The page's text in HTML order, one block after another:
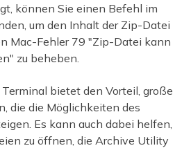
können Sie einen Befehl im
um den Inhalt der Zip-Datei
Mac-Fehler 79 "Zip-Datei kann
zu beheben.
bietet den Vorteil, große
die die Möglichkeiten des
Es kann auch dabei helfen,
zu öffnen, die Archive Utility